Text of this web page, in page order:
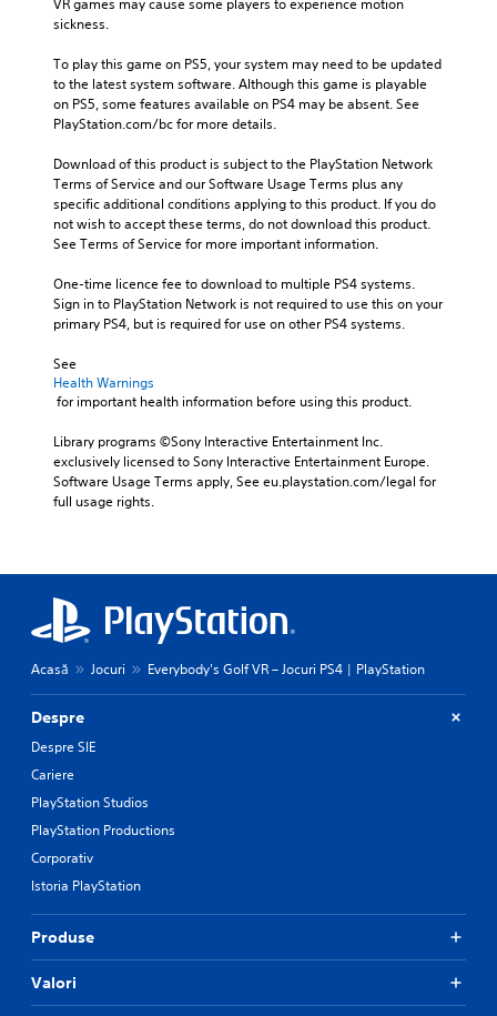
VR games may cause some players to experience motion
sickness.
To play this game on PS5, your system may need to be updated
to the latest system software. Although this game is playable
on PS5, some features available on PS4 may be absent. See
PlayStation.com/bc for more details.
Download of this product is subject to the PlayStation Network
Terms of Service and our Software Usage Terms plus any
specific additional conditions applying to this product. If you do
not wish to accept these terms, do not download this product.
See Terms of Service for more important information.
One-time licence fee to download to multiple PS4 systems.
Sign in to PlayStation Network is not required to use this on your
primary PS4, but is required for use on other PS4 systems.
See
Health Warnings
for important health information before using this product.
Library programs ©Sony Interactive Entertainment Inc.
exclusively licensed to Sony Interactive Entertainment Europe.
Software Usage Terms apply, See eu.playstation.com/legal for
full usage rights.
Acasă Jocuri Everybody's Golf VR – Jocuri PS4 | PlayStation
Despre
Despre SIE
Cariere
PlayStation Studios
PlayStation Productions
Corporativ
Istoria PlayStation
Produse
Valori